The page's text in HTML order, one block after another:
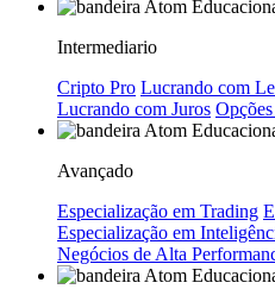
Intermediario
Cripto Pro Lucrando com
Lucrando com Juros
Avançado
Especialização em Trading
Especialização em
Negócios de Alta